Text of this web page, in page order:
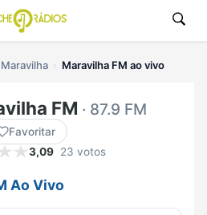
Maravilha Maravilha FM ao vivo
FM · 87.9 FM
Favoritar
3,09 23 votos
Ao Vivo